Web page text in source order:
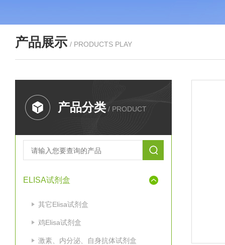
产品展示 / PRODUCTS PLAY
产品分类 / PRODUCT
ELISA试剂盒
其它Elisa试剂盒
鸡Elisa试剂盒
激素、内分泌、自身抗体试剂盒